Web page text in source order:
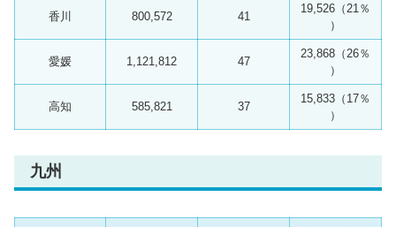
香川 800,572 41
19,526（21％
）
愛媛 1,121,812 47
23,868（26％
）
高知 585,821 37
15,833（17％
）
九州